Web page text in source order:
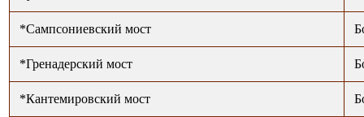
*Сампсониевский мост
*Гренадерский мост
*Кантемировский мост